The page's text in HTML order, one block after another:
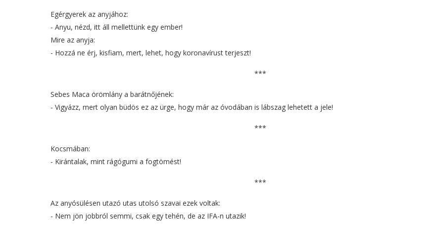
Egérgyerek az anyjához:
- Anyu, nézd, itt áll mellettünk egy ember!
Mire az anyja:
- Hozzá ne érj, kisfiam, mert, lehet, hogy koronavírust terjeszt!
***
Sebes Maca örömlány a barátnőjének:
- Vigyázz, mert olyan büdös ez az ürge, hogy már az óvodában is lábszag lehetett a jele!
***
Kocsmában:
- Kirántalak, mint rágógumi a fogtömést!
***
Az anyósülésen utazó utas utolsó szavai ezek voltak:
- Nem jön jobbról semmi, csak egy tehén, de az IFA-n utazik!